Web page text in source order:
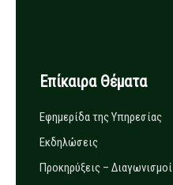
Επίκαιρα Θέματα
Εφημερίδα της Υπηρεσίας
Εκδηλώσεις
Προκηρύξεις – Διαγωνισμοί